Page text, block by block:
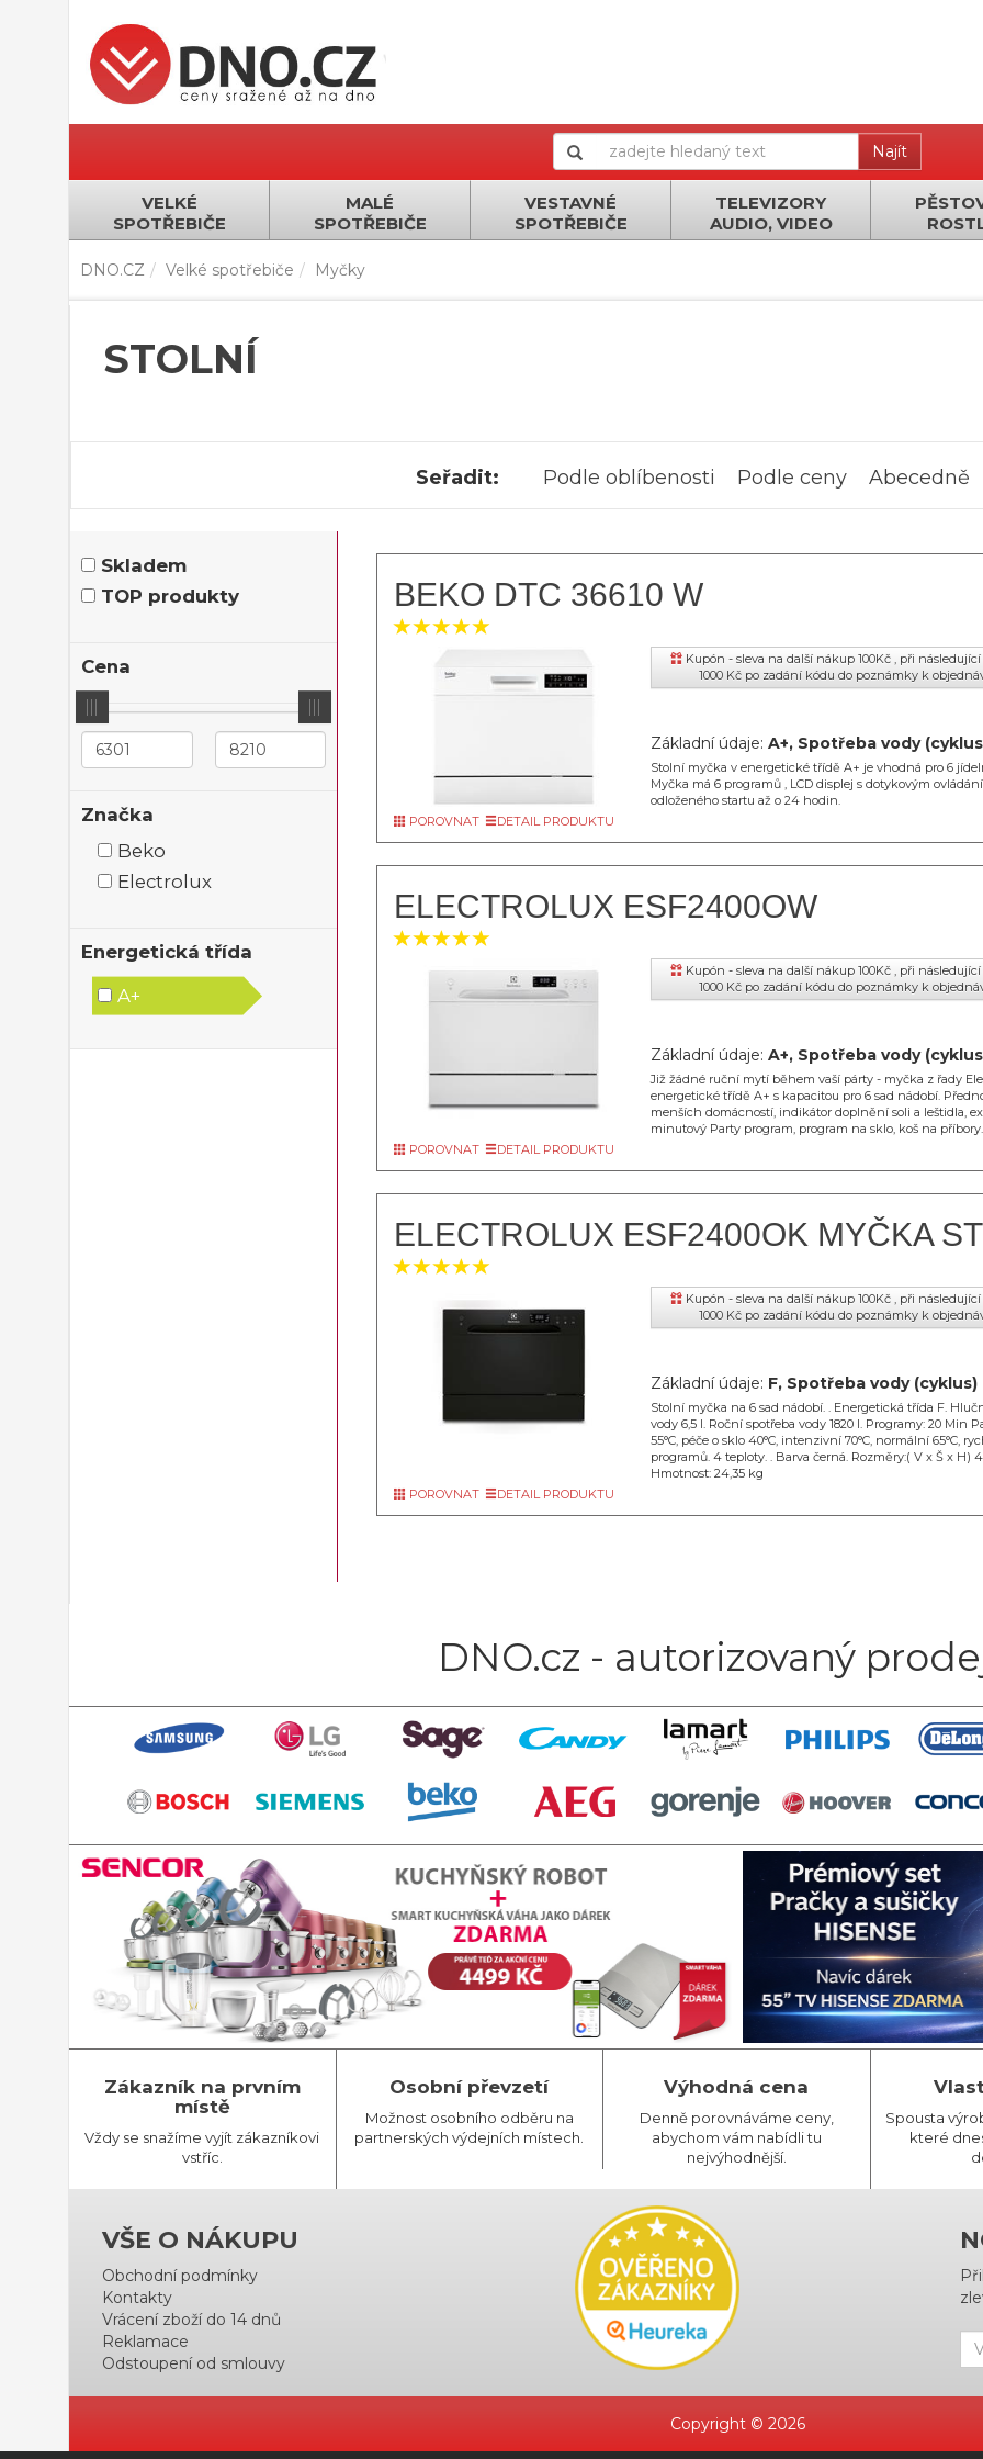
Najít
VELKÉ
SPOTŘEBIČE
MALÉ
SPOTŘEBIČE
VESTAVNÉ
SPOTŘEBIČE
TELEVIZORY
AUDIO, VIDEO
DNO.CZ Velké spotřebiče Myčky
STOLNÍ
Seřadit: Podle oblíbenosti Podle ceny Abecedně
Skladem
TOP produkty
Cena
Značka
Beko
Electrolux
Energetická třída
A+
BEKO DTC 36610 W
Kupón - sleva na další nákup 100Kč , při
1000 Kč po zadání kódu do poznámky k
Základní údaje: A+, Spotřeba vody
Stolní myčka v energetické třídě A+ je vhodná pro 6
Myčka má 6 programů , LCD displej s dotykovým
odloženého startu až o 24 hodin.
POROVNAT
DETAIL PRODUKTU
ELECTROLUX ESF2400OW
Kupón - sleva na další nákup 100Kč , při
1000 Kč po zadání kódu do poznámky k
Základní údaje: A+, Spotřeba vody
Již žádné ruční mytí během vaší párty - myčka z řady
energetické třídě A+ s kapacitou pro 6 sad nádobí.
menších domácností, indikátor doplnění soli a leštidla,
minutový Party program, program na sklo, koš na příbory.
POROVNAT
DETAIL PRODUKTU
ELECTROLUX ESF2400OK MYČKA
Kupón - sleva na další nákup 100Kč , při
1000 Kč po zadání kódu do poznámky k
Základní údaje: F, Spotřeba vody (cyklus)
Stolní myčka na 6 sad nádobí. . Energetická třída F.
vody 6,5 l. Roční spotřeba vody 1820 l. Programy: 20 Min
55°C, péče o sklo 40°C, intenzivní 70°C, normální 65°C,
programů. 4 teploty. . Barva černá. Rozměry:( V x Š x H)
Hmotnost: 24,35 kg
POROVNAT
DETAIL PRODUKTU
DNO.cz - autorizovaný
Zákazník na prvním
místě
Vždy se snažíme vyjít zákazníkovi
vstříc.
Osobní převzetí
Možnost osobního odběru na
partnerských výdejních místech.
Výhodná cena
Denně porovnáváme ceny,
abychom vám nabídli tu
nejvýhodnější.
Spousta
které
VŠE O NÁKUPU
Obchodní podmínky
Kontakty
Vrácení zboží do 14 dnů
Reklamace
Odstoupení od smlouvy
Copyright © 2026